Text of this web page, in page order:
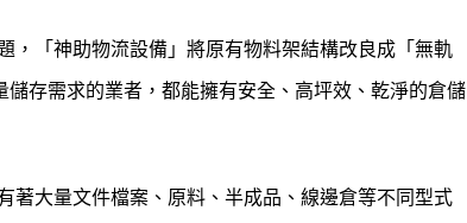
，「神助物流設備」將原有物料架結構改良成「無軌
存需求的業者，都能擁有安全、高坪效、乾淨的倉儲
著大量文件檔案、原料、半成品、線邊倉等不同型式